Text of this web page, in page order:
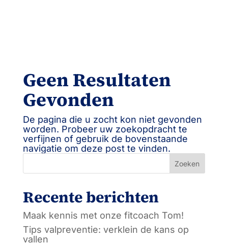
Geen Resultaten
Gevonden
De pagina die u zocht kon niet gevonden
worden. Probeer uw zoekopdracht te
verfijnen of gebruik de bovenstaande
navigatie om deze post te vinden.
Zoeken
Recente berichten
Maak kennis met onze fitcoach Tom!
Tips valpreventie: verklein de kans op
vallen